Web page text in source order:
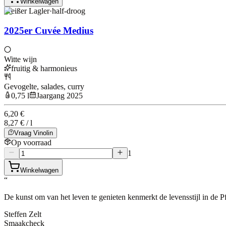
Weißer Lagler·half-droog
2025er Cuvée Medius
Witte wijn
fruitig & harmonieus
Gevogelte, salades, curry
0,75 l
Jaargang 2025
6,20 €
8,27 € / l
Vraag Vinolin
Op voorraad
1
Winkelwagen
“
De kunst om van het leven te genieten kenmerkt de levensstijl in de
Steffen Zelt
Smaakcheck